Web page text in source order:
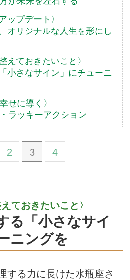
ップデート〉
オリジナルな人生を形にし
えておきたいこと〉
小さなサイン」にチューニ
せに導く〉
ラッキーアクション
2 3 4
ておきたいこと〉
る「小さなサイ
ニングを
する力に長けた水瓶座さ